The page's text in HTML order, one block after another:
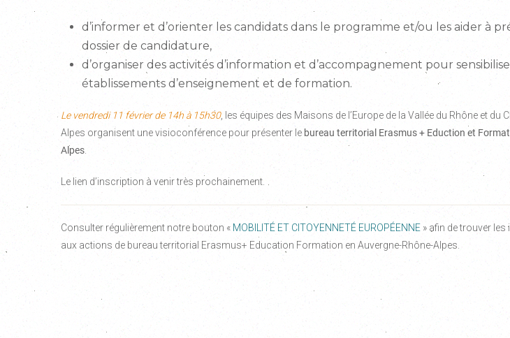
d’informer et d’orienter les candidats dans le programme et/ou les aider à
dossier de candidature,
d’organiser des activités d’information et d’accompagnement pour
établissements d’enseignement et de formation.
Le vendredi 11 février de 14h à 15h30, les équipes des Maisons de l’Europe de la Vallée du Rhône et du
Alpes organisent une visioconférence pour présenter le bureau territorial Erasmus + Eduction et
Alpes
Le lien d’inscription à venir très prochainement.
Consulter régulièrement notre bouton « MOBILITÉ ET CITOYENNETÉ EUROPÉENNE » afin de trouver
aux actions de bureau territorial Erasmus+ Education Formation en Auvergne-Rhône-Alpes.